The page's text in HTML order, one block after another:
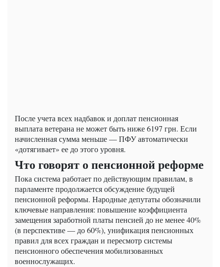
После учета всех надбавок и доплат пенсионная
выплата ветерана не может быть ниже 6197 грн. Если
начисленная сумма меньше — ПФУ автоматически
«дотягивает» ее до этого уровня.
Что говорят о пенсионной реформе
Пока система работает по действующим правилам, в
парламенте продолжается обсуждение будущей
пенсионной реформы. Народные депутаты обозначили
ключевые направления: повышение коэффициента
замещения заработной платы пенсией до не менее 40%
(в перспективе — до 60%), унификация пенсионных
правил для всех граждан и пересмотр системы
пенсионного обеспечения мобилизованных
военнослужащих.